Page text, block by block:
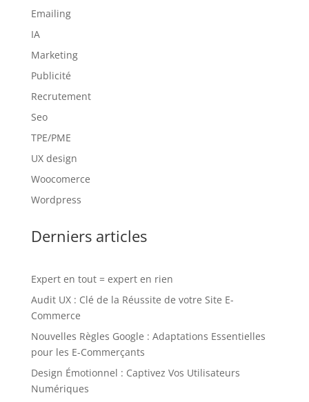
Emailing
IA
Marketing
Publicité
Recrutement
Seo
TPE/PME
UX design
Woocomerce
Wordpress
Derniers articles
Expert en tout = expert en rien
Audit UX : Clé de la Réussite de votre Site E-
Commerce
Nouvelles Règles Google : Adaptations Essentielles
pour les E-Commerçants
Design Émotionnel : Captivez Vos Utilisateurs
Numériques